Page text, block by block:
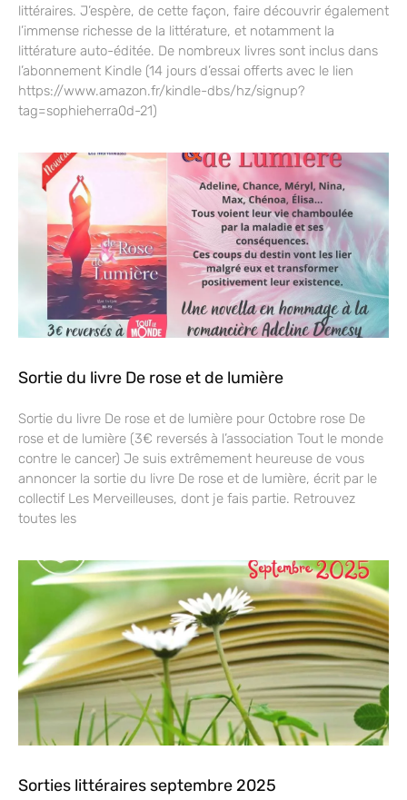
littéraires. J’espère, de cette façon, faire découvrir également
l’immense richesse de la littérature, et notamment la
littérature auto-éditée. De nombreux livres sont inclus dans
l’abonnement Kindle (14 jours d’essai offerts avec le lien
https://www.amazon.fr/kindle-dbs/hz/signup?
tag=sophieherra0d-21)
Sortie du livre De rose et de lumière
Sortie du livre De rose et de lumière pour Octobre rose De
rose et de lumière (3€ reversés à l’association Tout le monde
contre le cancer) Je suis extrêmement heureuse de vous
annoncer la sortie du livre De rose et de lumière, écrit par le
collectif Les Merveilleuses, dont je fais partie. Retrouvez
toutes les
Sorties littéraires septembre 2025